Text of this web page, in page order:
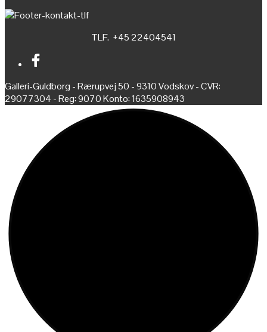
TLF. +45 22404541
Galleri-Guldborg - Rærupvej 50 - 9310 Vodskov - CVR:
29077304 - Reg: 9070 Konto: 1635908943